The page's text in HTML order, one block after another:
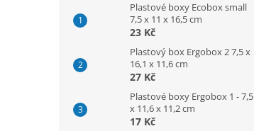
Plastové boxy Ecobox small
7,5 x 11 x 16,5 cm
23 Kč
Plastový box Ergobox 2 7,5 x
16,1 x 11,6 cm
27 Kč
Plastové boxy Ergobox 1 - 7,5
x 11,6 x 11,2 cm
17 Kč